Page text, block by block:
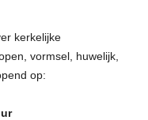
kerkelijke
vormsel, huwelijk,
op: